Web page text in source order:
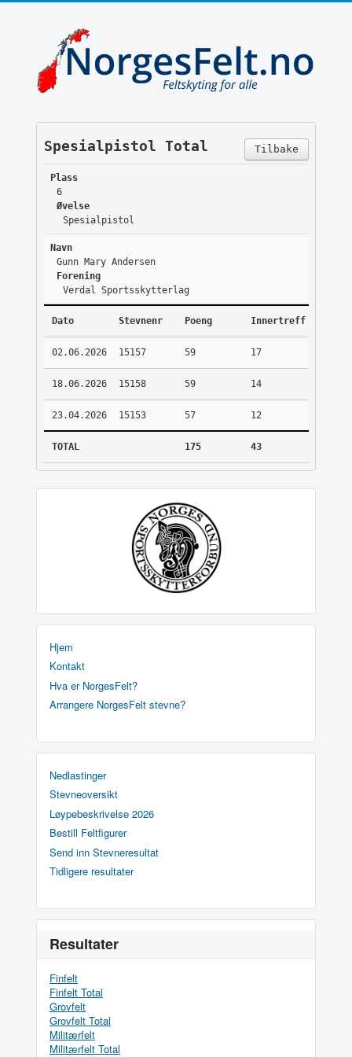
Tilbake
Spesialpistol Total
Plass
6
Øvelse
Spesialpistol
Navn
Gunn Mary Andersen
Forening
Verdal Sportsskytterlag
Dato Stevnenr Poeng Innertreff
02.06.2026 15157 59 17
18.06.2026 15158 59 14
23.04.2026 15153 57 12
TOTAL 175 43
Hjem
Kontakt
Hva er NorgesFelt?
Arrangere NorgesFelt stevne?
Nedlastinger
Stevneoversikt
Løypebeskrivelse 2026
Bestill Feltfigurer
Send inn Stevneresultat
Tidligere resultater
Resultater
Finfelt
Finfelt Total
Grovfelt
Grovfelt Total
Militærfelt
Militærfelt Total